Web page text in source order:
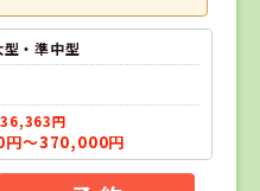
・準中型
円
～370,000円